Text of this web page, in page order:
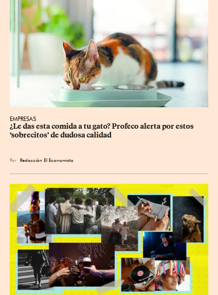
EMPRESAS
¿Le das esta comida a tu gato? Profeco alerta por estos
‘sobrecitos’ de dudosa calidad
Por Redacción El Economista